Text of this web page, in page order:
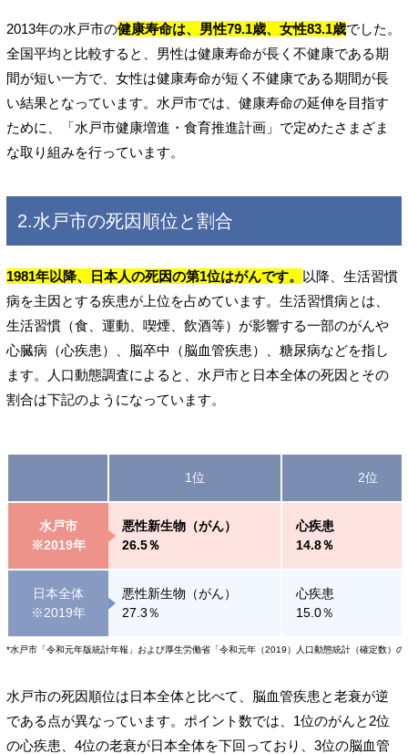
2013年の水戸市の健康寿命は、男性79.1歳、女性83.1歳でした。
全国平均と比較すると、男性は健康寿命が長く不健康である期
間が短い一方で、女性は健康寿命が短く不健康である期間が長
い結果となっています。水戸市では、健康寿命の延伸を目指す
ために、「水戸市健康増進・食育推進計画」で定めたさまざま
な取り組みを行っています。
2.水戸市の死因順位と割合
1981年以降、日本人の死因の第1位はがんです。
以降、生活習慣
病を主因とする疾患が上位を占めています。生活習慣病とは、
生活習慣（食、運動、喫煙、飲酒等）が影響する一部のがんや
心臓病（心疾患）、脳卒中（脳血管疾患）、糖尿病などを指し
ます。人口動態調査によると、水戸市と日本全体の死因とその
割合は下記のようになっています。
1位 2位
水戸市
※2019年
悪性新生物（がん）
26.5％
心疾患
14.8％
日本全体
※2019年
悪性新生物（がん）
27.3％
心疾患
15.0％
*水戸市「令和元年版統計年報」および厚生労働省「令和元年（2019）人口動態統計（確定数）
水戸市の死因順位は日本全体と比べて、脳血管疾患と老衰が逆
である点が異なっています。ポイント数では、1位のがんと2位
の心疾患、4位の老衰が日本全体を下回っており、3位の脳血管